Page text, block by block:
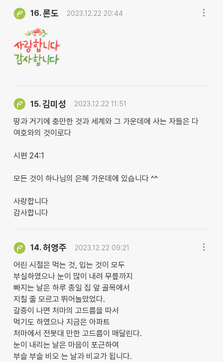
16.론도 2023.12.22 20:44
15.김미성 2023.12.22 11:51
땅과 거기에 충만한 것과 세계와 그 가운데에 사는 자들은 다
여호와의 것이로다
시편 24:1
모든 것이 하나님의 은혜 가운데에 있습니다 ^^
사랑합니다
감사합니다
14.허영주 2023.12.22 09:21
어린 시절은 먹는 것, 입는 것이 모두
부실하였으나 눈이 많이 내려 무릎까지
빠지는 날은 하루 종일 집 앞 골목에서
지칠 줄 모르고 뛰어놀았었다.
갈증이 나면 처마의 고드름을 따서
먹기도 하였으나 지금은 아파트
처마에서 전봇대 만한 고드름이 매달린다.
눈이 내리는 날은 마음이 포근하여
부슬 부슬 비오 는 날과 비교가 됩니다.